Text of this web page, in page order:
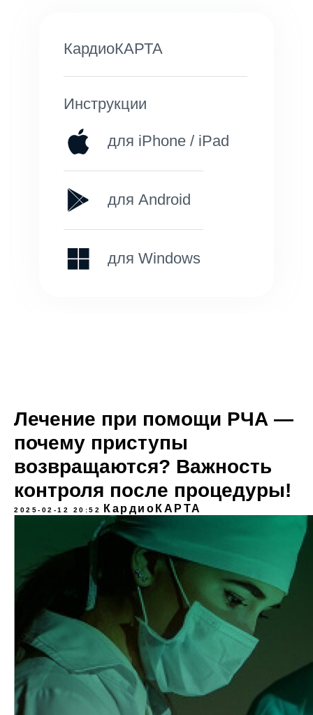
для Android
для iPhone / iPad
Инструкции
Лечение при помощи РЧА —
почему приступы
возвращаются? Важность
контроля после процедуры!
2025-02-12 20:52 КардиоКАРТА